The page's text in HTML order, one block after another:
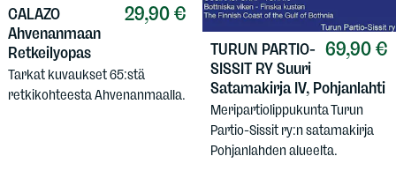
29,90 €
CALAZO
Ahvenanmaan
Retkeilyopas
Tarkat kuvaukset 65:stä
retkikohteesta Ahvenanmaalla.
69,90 €
TURUN PARTIO-
SISSIT RYSuuri
Satamakirja IV, Pohjanlahti
Meripartiolippukunta Turun
Partio-Sissit ry:n satamakirja
Pohjanlahden alueelta.